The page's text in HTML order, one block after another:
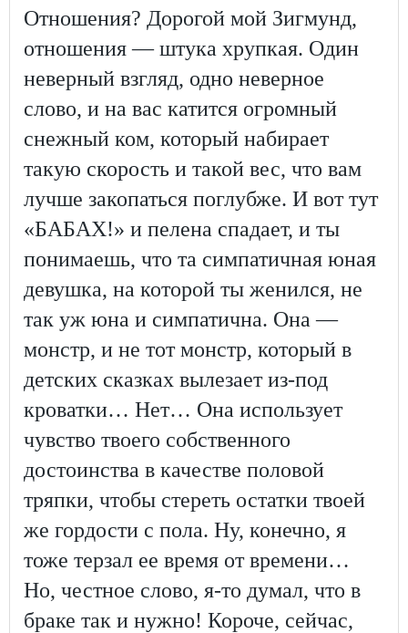
Отношения? Дорогой мой Зигмунд,
отношения — штука хрупкая. Один
неверный взгляд, одно неверное
слово, и на вас катится огромный
снежный ком, который набирает
такую скорость и такой вес, что вам
лучше закопаться поглубже. И вот тут
«БАБАХ!» и пелена спадает, и ты
понимаешь, что та симпатичная юная
девушка, на которой ты женился, не
так уж юна и симпатична. Она —
монстр, и не тот монстр, который в
детских сказках вылезает из-под
кроватки… Нет… Она использует
чувство твоего собственного
достоинства в качестве половой
тряпки, чтобы стереть остатки твоей
же гордости с пола. Ну, конечно, я
тоже терзал ее время от времени…
Но, честное слово, я-то думал, что в
браке так и нужно! Короче, сейчас,